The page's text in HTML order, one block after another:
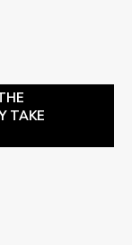
TAKE